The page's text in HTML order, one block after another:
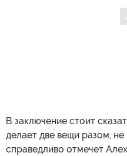
В заключение стоит
делает две вещи разом,
справедливо отмечет